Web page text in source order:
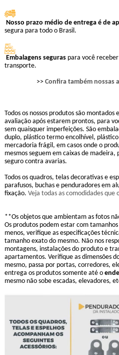
Nosso prazo médio de entrega é de
segura para todo o Brasil.
Embalagens seguras para você
transporte.
>>Confira também nossas
Todos os nossos produtos são montados
avaliação após estarem prontos, para
sem quaisquer imperfeições. São
duplo, plástico termo encolhível,
mercadoria frágil, em casos onde o
mesmos seguem em caixas de
seguro contra avarias.
Todos os quadros, telas decorativas e
parafusos, buchas e penduradores em
fixação. Veja todas as comodidades que
**Os objetos que ambientam as fotos
Os produtos podem estar com
menos, verifique as especificações
tamanho exato do mesmo. Não nos
montagens, instalações do produto e
apartamentos. Verifique as dimensões
mesmo, passa por portas, corredores,
entrega os produtos somente até o
mesmo não sobe escadas, elevadores,